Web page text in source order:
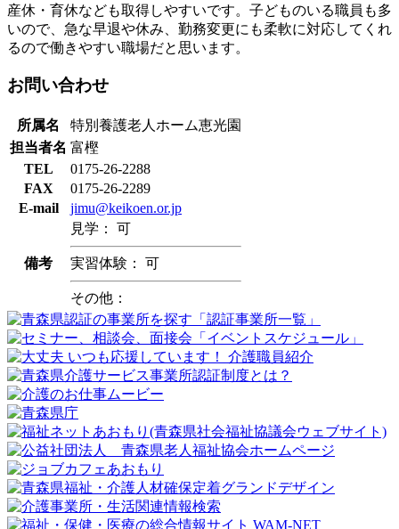
産休・育休なども取得しやすいです。子どものいる職員も多
いので、急な早退や休み、勤務変更にも柔軟に対応してくれ
るので働きやすい職場だと思います。
お問い合わせ
所属名
特別養護老人ホーム恵光園
担当者名 富樫
TEL
0175-26-2288
FAX
0175-26-2289
E-mail
jimu@keikoen.or.jp
備考
見学： 可
実習体験： 可
その他：